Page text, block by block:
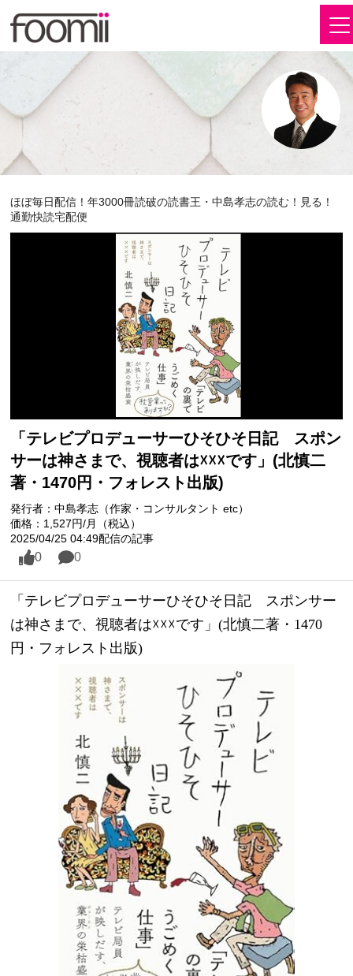
ほぼ毎日配信！年3000冊読破の読書王・中島孝志の読む！見る！
通勤快読宅配便
「テレビプロデューサーひそひそ日記 スポン
サーは神さまで、視聴者は☓☓☓です」(北慎二
著・1470円・フォレスト出版)
発行者：中島孝志（作家・コンサルタント etc）
価格：1,527円/月（税込）
2025/04/25 04:49配信の記事
0 0
「テレビプロデューサーひそひそ日記　スポンサー
は神さまで、視聴者は☓☓☓です」(北慎二著・1470
円・フォレスト出版)